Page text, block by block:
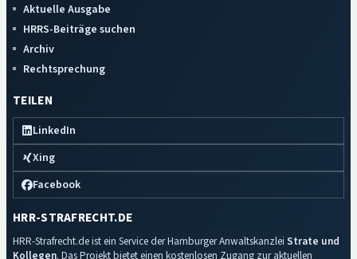
Aktuelle Ausgabe
HRRS-Beiträge suchen
Archiv
Rechtsprechung
TEILEN
LinkedIn
Xing
Facebook
HRR-STRAFRECHT.DE
HRR-Strafrecht.de ist ein Service der Hamburger Anwaltskanzlei Strate und
Kollegen. Das Projekt bietet einen kostenlosen Zugang zur aktuellen